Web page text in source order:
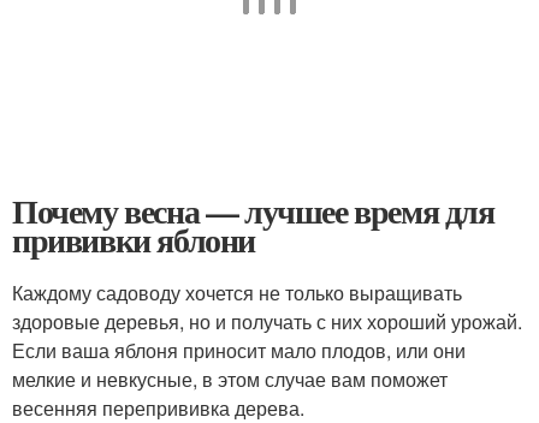
Почему весна — лучшее время для
прививки яблони
Каждому садоводу хочется не только выращивать
здоровые деревья, но и получать с них хороший урожай.
Если ваша яблоня приносит мало плодов, или они
мелкие и невкусные, в этом случае вам поможет
весенняя перепрививка дерева.